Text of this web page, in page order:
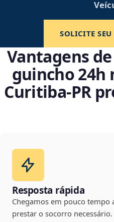
SOLICITE
Vantagens
guincho 24h
Curitiba‑PR
Resposta rápida
Chegamos em pouco tempo
prestar o socorro necessário.